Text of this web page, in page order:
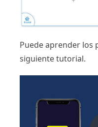
Puede aprender los
siguiente tutorial.